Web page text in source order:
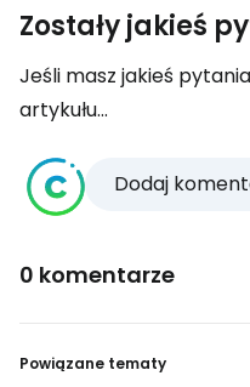
Zostały jakieś
Jeśli masz jakieś
artykułu...
Dodaj
0 komentarze
Powiązane tematy